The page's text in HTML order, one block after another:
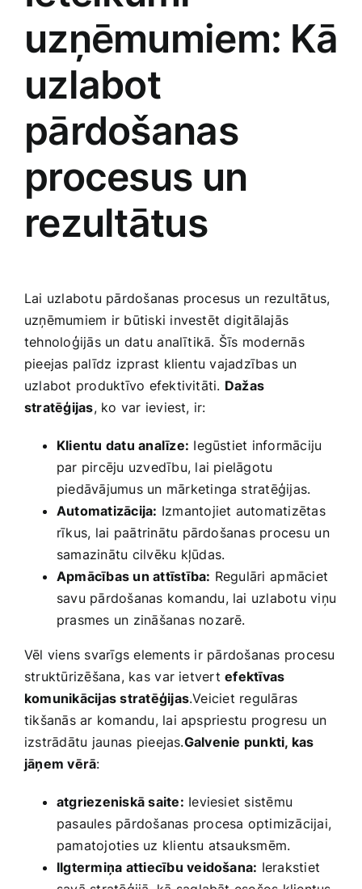
uzņēmumiem: Kā
uzlabot
pārdošanas
procesus un
rezultātus
Lai uzlabotu pārdošanas procesus un rezultātus,
uzņēmumiem ir būtiski investēt digitālajās
tehnoloģijās un datu ⁢analītikā. Šīs modernās
pieejas palīdz izprast klientu vajadzības un
uzlabot produktīvo efektivitāti. Dažas
stratēģijas, ko var ieviest, ir:
Klientu datu analīze: Iegūstiet informāciju
par pircēju uzvedību, lai pielāgotu
piedāvājumus un mārketinga stratēģijas.
Automatizācija: Izmantojiet automatizētas
rīkus,‌ lai⁢ paātrinātu pārdošanas procesu ⁤un
samazinātu cilvēku kļūdas.
Apmācības un attīstība: Regulāri ⁣apmāciet⁤
savu pārdošanas komandu, lai uzlabotu viņu
prasmes un zināšanas nozarē.
Vēl viens svarīgs elements ir pārdošanas procesu
struktūrizēšana, kas⁤ var ietvertefektīvas
komunikācijas ‍stratēģijas.Veiciet regulāras
tikšanās ar komandu, lai apspriestu progresu un
izstrādātu ⁢jaunas⁤ pieejas.Galvenie punkti, kas
jāņem vērā:
atgriezeniskā saite: Ieviesiet sistēmu
pasaules pārdošanas procesa optimizācijai,
pamatojoties uz klientu atsauksmēm.
Ilgtermiņa attiecību ​veidošana: Ierakstiet